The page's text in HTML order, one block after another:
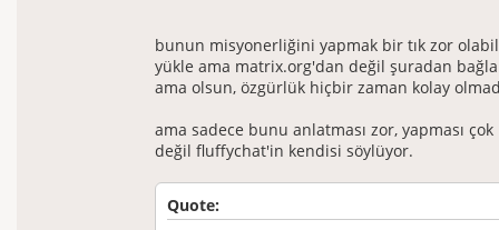
bunun misyonerliğini yapmak bir tık zor
yükle ama matrix.org'dan değil şuradan
ama olsun, özgürlük hiçbir zaman kolay
ama sadece bunu anlatması zor, yapması çok
değil fluffychat'in kendisi söylüyor.
Quote: